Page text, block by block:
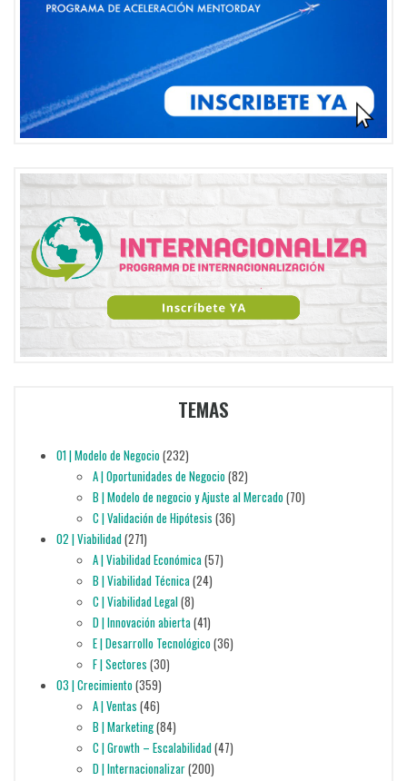
TEMAS
01 | Modelo de Negocio(232)
A | Oportunidades de Negocio(82)
B | Modelo de negocio y Ajuste al Mercado(70)
C | Validación de Hipótesis (36)
02 | Viabilidad(271)
A | Viabilidad Económica(57)
B | Viabilidad Técnica(24)
C | Viabilidad Legal(8)
D | Innovación abierta(41)
E | Desarrollo Tecnológico(36)
F | Sectores (30)
03 | Crecimiento(359)
A | Ventas (46)
B | Marketing(84)
C | Growth – Escalabilidad(47)
D | Internacionalizar(200)